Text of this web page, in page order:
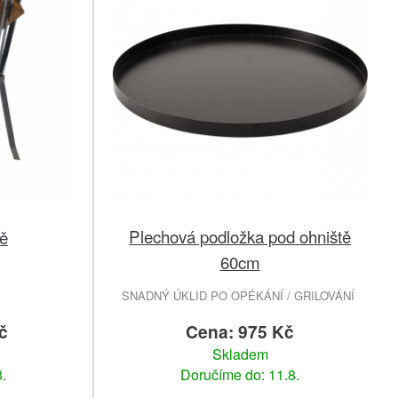
Plechová podložka pod ohniště
60cm
SNADNÝ ÚKLID PO OPÉKÁNÍ / GRILOVÁNÍ
Cena: 975 Kč
Skladem
Doručíme do: 11.8.